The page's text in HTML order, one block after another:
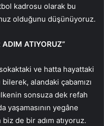
kadrosu olarak bu
olduğunu düşünüyoruz.
ADIM ATIYORUZ”
ve hatta hayattaki
alandaki çabamızı
sonsuza dek refah
yaşamasının yegâne
de bir adım atıyoruz.